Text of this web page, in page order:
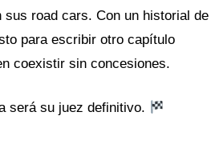
road cars. Con un historial de
para escribir otro capítulo
coexistir sin concesiones.
será su juez definitivo.